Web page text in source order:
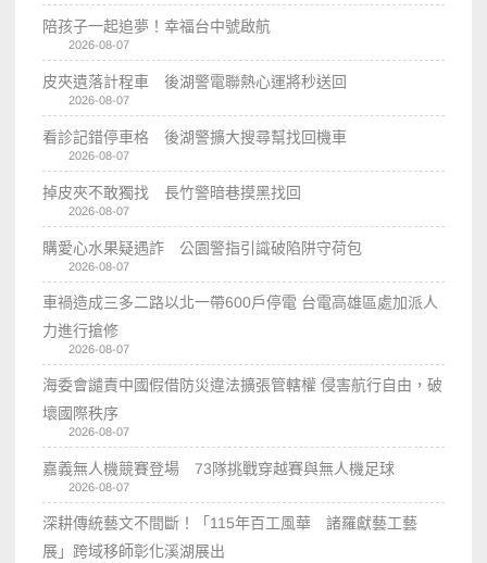
陪孩子一起追夢！幸福台中號啟航
2026-08-07
皮夾遺落計程車 後湖警電聯熱心運將秒送回
2026-08-07
看診記錯停車格 後湖警擴大搜尋幫找回機車
2026-08-07
掉皮夾不敢獨找 長竹警暗巷摸黑找回
2026-08-07
購愛心水果疑遇詐 公園警指引識破陷阱守荷包
2026-08-07
車禍造成三多二路以北一帶600戶停電 台電高雄區處加派人
力進行搶修
2026-08-07
海委會譴責中國假借防災違法擴張管轄權 侵害航行自由，破
壞國際秩序
2026-08-07
嘉義無人機競賽登場 73隊挑戰穿越賽與無人機足球
2026-08-07
深耕傳統藝文不間斷！「115年百工風華 諸羅獻藝工藝
展」跨域移師彰化溪湖展出